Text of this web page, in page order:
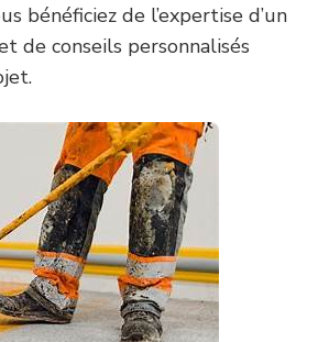
bénéficiez de l’expertise d’un
de conseils personnalisés